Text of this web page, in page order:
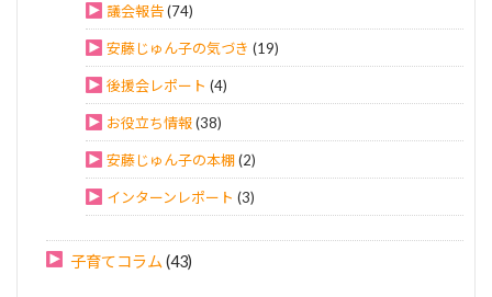
議会報告(74)
安藤じゅん子の気づき (19)
後援会レポート (4)
お役立ち情報(38)
安藤じゅん子の本棚(2)
インターンレポート (3)
子育てコラム (43)